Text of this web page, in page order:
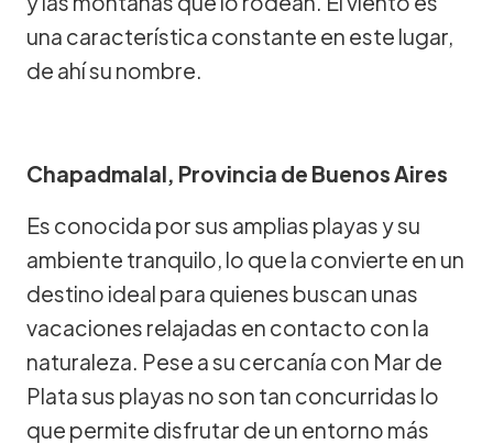
una característica constante en este lugar,
de ahí su nombre.
Chapadmalal, Provincia de Buenos Aires
Es conocida por sus amplias playas y su
ambiente tranquilo, lo que la convierte en un
destino ideal para quienes buscan unas
vacaciones relajadas en contacto con la
naturaleza. Pese a su cercanía con Mar de
Plata sus playas no son tan concurridas lo
que permite disfrutar de un entorno más